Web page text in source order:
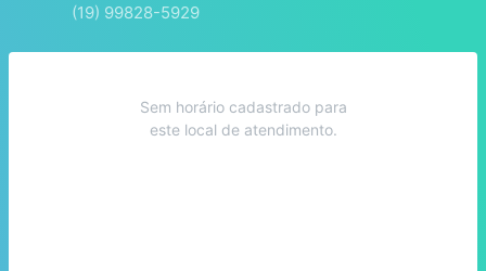
(19) 99828-5929
Sem horário cadastrado para
este local de atendimento.